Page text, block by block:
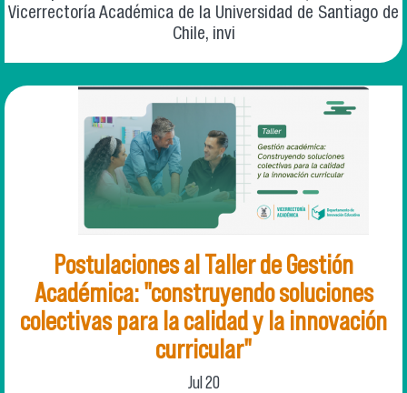
Vicerrectoría Académica de la Universidad de Santiago de
Chile, invi
Postulaciones al Taller de Gestión
Académica: "construyendo soluciones
colectivas para la calidad y la innovación
curricular"
Jul20